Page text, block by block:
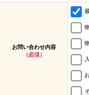
お問い合わせ内容
（必須）